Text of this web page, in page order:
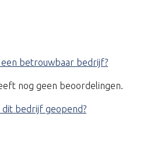
een betrouwbaar bedrijf?
nog geen beoordelingen.
dit bedrijf geopend?